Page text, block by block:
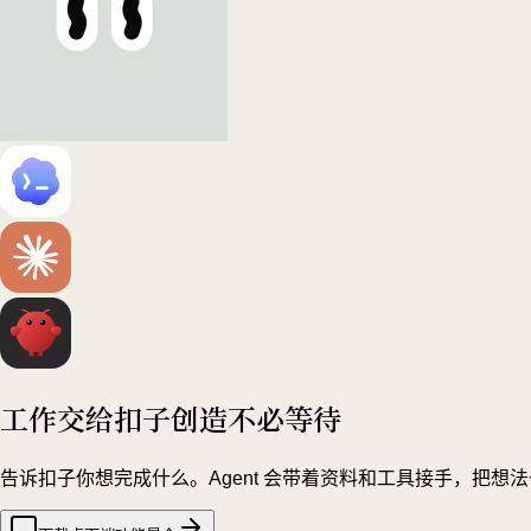
工作交给扣子创造不必等待
告诉扣子你想完成什么。Agent 会带着资料和工具接手，把想法